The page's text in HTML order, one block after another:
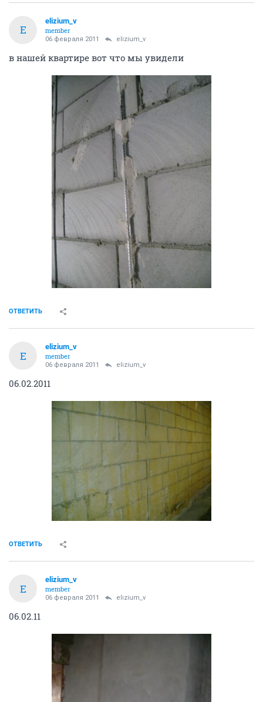
E
elizium_v
member
06 февраля 2011 elizium_v
в нашей квартире вот что мы увидели
ОТВЕТИТЬ
E
elizium_v
member
06 февраля 2011 elizium_v
06.02.2011
ОТВЕТИТЬ
E
elizium_v
member
06 февраля 2011 elizium_v
06.02.11